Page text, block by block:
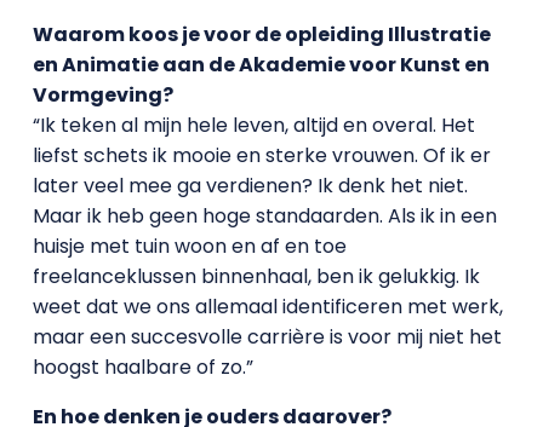
Waarom koos je voor de opleiding Illustratie
en Animatie aan de Akademie voor Kunst en
Vormgeving?
“Ik teken al mijn hele leven, altijd en overal. Het
liefst schets ik mooie en sterke vrouwen. Of ik er
later veel mee ga verdienen? Ik denk het niet.
Maar ik heb geen hoge standaarden. Als ik in een
huisje met tuin woon en af en toe
freelanceklussen binnenhaal, ben ik gelukkig. Ik
weet dat we ons allemaal identificeren met werk,
maar een succesvolle carrière is voor mij niet het
hoogst haalbare of zo.”
En hoe denken je ouders daarover?